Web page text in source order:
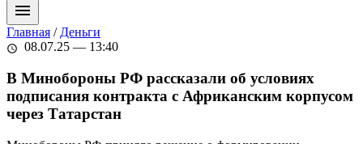
menu
Главная / Деньги
schedule 08.07.25 — 13:40
В Минобороны РФ рассказали об условиях
подписания контракта с Африканским корпусом
через Татарстан